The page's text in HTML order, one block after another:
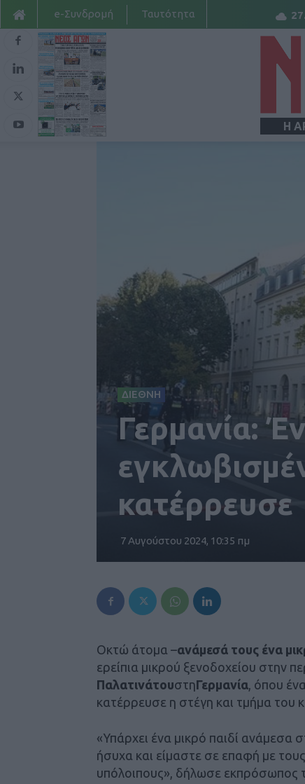
e-Συνδρομή Ταυτότητα
Η
ΔΙΕΘΝΗ
Γερμανία:
κατέρρευσε
7 Αυγούστου 2024, 10:35 πμ
Οκτώ άτομα –ανάμεσά τους ένα
ερείπια μικρού ξενοδοχείου στην
ΠαλατινάτουστηΓερμανία, όπου
κατέρρευσε η στέγη και τμήμα του
«Υπάρχει ένα μικρό παιδί ανάμεσα
ήσυχα και είμαστε σε επαφή με
υπόλοιπους», δήλωσε εκπρόσωπος